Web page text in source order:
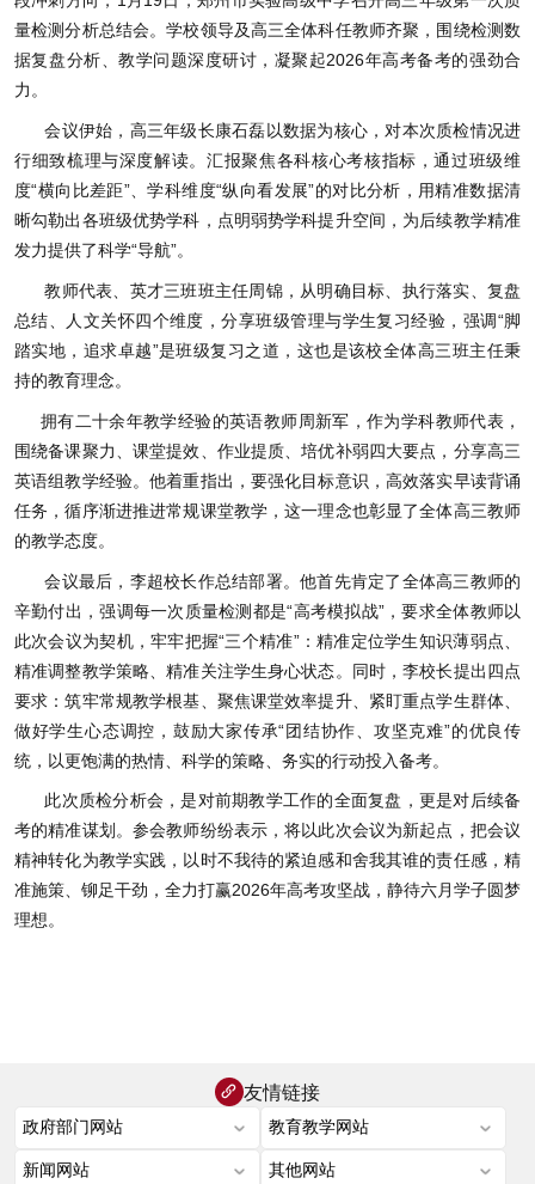
量检测分析总结会。学校领导及高三全体科任教师齐聚，围绕检测数
据复盘分析、教学问题深度研讨，凝聚起2026年高考备考的强劲合
力。
会议伊始，高三年级长康石磊以数据为核心，对本次质检情况进
行细致梳理与深度解读。汇报聚焦各科核心考核指标，通过班级维
度“横向比差距”、学科维度“纵向看发展”的对比分析，用精准数据清
晰勾勒出各班级优势学科，点明弱势学科提升空间，为后续教学精准
发力提供了科学“导航”。
教师代表、英才三班班主任周锦，从明确目标、执行落实、复盘
总结、人文关怀四个维度，分享班级管理与学生复习经验，强调“脚
踏实地，追求卓越”是班级复习之道，这也是该校全体高三班主任秉
持的教育理念。
拥有二十余年教学经验的英语教师周新军，作为学科教师代表，
围绕备课聚力、课堂提效、作业提质、培优补弱四大要点，分享高三
英语组教学经验。他着重指出，要强化目标意识，高效落实早读背诵
任务，循序渐进推进常规课堂教学，这一理念也彰显了全体高三教师
的教学态度。
会议最后，李超校长作总结部署。他首先肯定了全体高三教师的
辛勤付出，强调每一次质量检测都是“高考模拟战”，要求全体教师以
此次会议为契机，牢牢把握“三个精准”：精准定位学生知识薄弱点、
精准调整教学策略、精准关注学生身心状态。同时，李校长提出四点
要求：筑牢常规教学根基、聚焦课堂效率提升、紧盯重点学生群体、
做好学生心态调控，鼓励大家传承“团结协作、攻坚克难”的优良传
统，以更饱满的热情、科学的策略、务实的行动投入备考。
此次质检分析会，是对前期教学工作的全面复盘，更是对后续备
考的精准谋划。参会教师纷纷表示，将以此次会议为新起点，把会议
精神转化为教学实践，以时不我待的紧迫感和舍我其谁的责任感，精
准施策、铆足干劲，全力打赢2026年高考攻坚战，静待六月学子圆梦
理想。
友情链接